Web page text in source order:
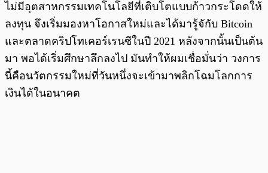
ไม่มีอุตสาหกรรมเทคโนโลยีที่เติบโตแบบก้าวกระโดดให้
ลงทุน จึงเริ่มมองหาโอกาสใหม่และได้มารู้จักับ Bitcoin
และตลาดคริปโทเคอร์เรนซีในปี 2021 หลังจากนั้นเป็นต้น
มา พอได้เริ่มศึกษาลึกลงไป มันทำให้ผมเชื่อมั่นว่า วงการ
นี้คือนวัตกรรมใหม่ที่วันหนึ่งจะเข้ามาพลิกโฉมโลกการ
เงินได้ในอนาคต